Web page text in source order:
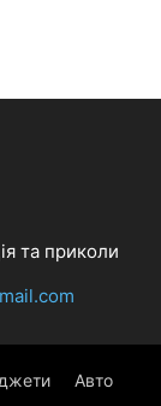
та приколи
Авто